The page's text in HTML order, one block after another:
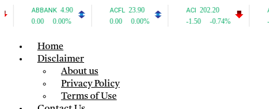
Home
Disclaimer
About us
Privacy Policy
Terms of Use